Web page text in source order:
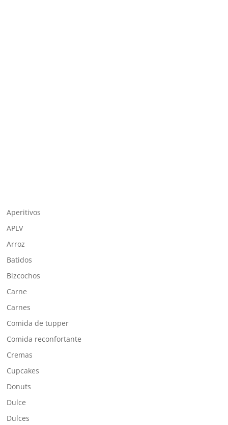
Aperitivos
APLV
Arroz
Batidos
Bizcochos
Carne
Carnes
Comida de tupper
Comida reconfortante
Cremas
Cupcakes
Donuts
Dulce
Dulces